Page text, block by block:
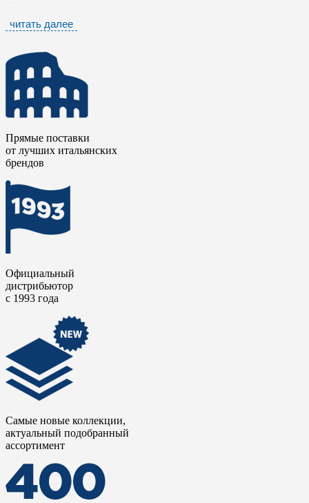
наиболее оригинальном облике, не забывая о тщательной
Коллекция Глокал / Glocal
нейтральными тонами от белого до антрацита, которые
прекрасно сочетаются между собой. Серия дополнена яркими
элементами в стиле «Печворк» и стилизованными
мозаичными плашками в виде вытянутых ромбов. Такое
разнообразие позволяет комбинировать плитку с другими
коллекциямифабрики Mirage
выразительными дизайнерские и интерьерные решения.
читать далее
Прямые поставки
от лучших итальянских
брендов
Официальный
дистрибьютор
с 1993 года
Самые новые коллекции,
актуальный подобранный
ассортимент